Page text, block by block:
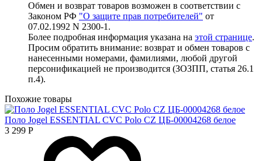
Обмен и возврат товаров возможен в соответствии с
Законом РФ "О защите прав потребителей" от
07.02.1992 N 2300-1.
Более подробная информация указана на этой странице.
Просим обратить внимание: возврат и обмен товаров с
нанесенными номерами, фамилиями, любой другой
персонификацией не производится (ЗОЗПП, статья 26.1
п.4).
Похожие товары
Поло Jogel ESSENTIAL CVC Polo CZ ЦБ-00004268 белое
3 299 Р